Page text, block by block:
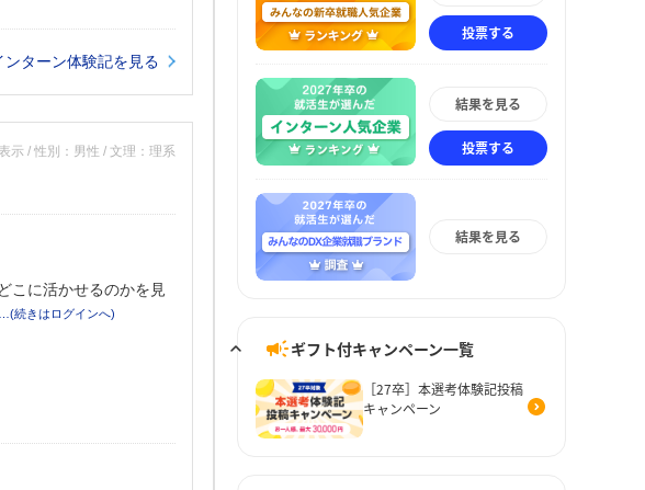
ンターン体験記を見る
示 / 性別：男性 / 文理：理系
こに活かせるのかを見
投票する
結果を見る
投票する
結果を見る
ギフト付キャンペーン一覧
［27卒］本選考体験記投稿
キャンペーン